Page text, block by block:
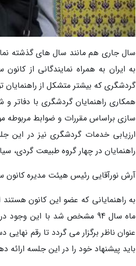
سال جاری هم مانند سال های گذشته
به ایران به همراه نمایندگانی از
گردشگری که بیشتر متشکل از
سازی براساس مقررات و ضوابط مربوطه
ارزیابی خدمات گردشگری نیز در این
راهنمایان در چهار گروه طبیعت گردی،
آرش نورآقایی رئیس هیئت مدیره
ماه سال 94 مشخص شد با این
عنوان ناظر برگزار می گردد تا رقم
باید پیشنهاد خود را در این جلسه ارائه